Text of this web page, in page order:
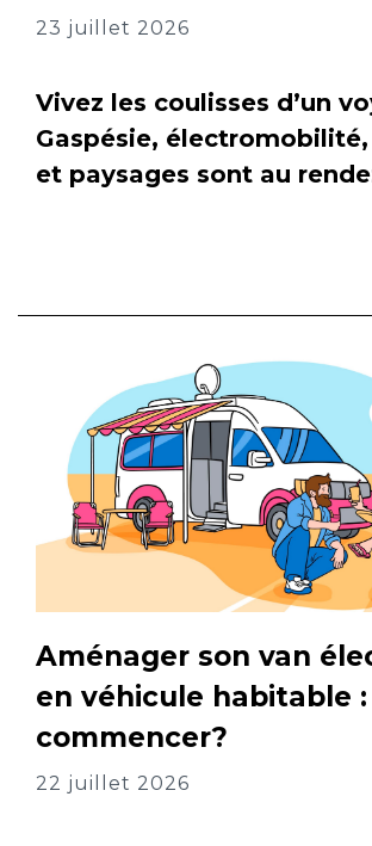
23 juillet 2026
Vivez les coulisses d’un
Gaspésie,
et paysages sont au
Aménager son van
en véhicule habitable
commencer?
22 juillet 2026